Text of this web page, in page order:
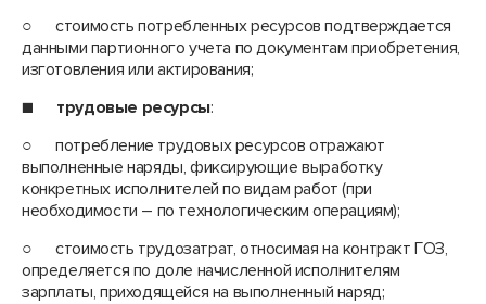
○ стоимость потребленных ресурсов подтверждается
данными партионного учета по документам приобретения,
изготовления или актирования;
■ трудовые ресурсы:
○ потребление трудовых ресурсов отражают
выполненные наряды, фиксирующие выработку
конкретных исполнителей по видам работ (при
необходимости – по технологическим операциям);
○ стоимость трудозатрат, относимая на контракт ГОЗ,
определяется по доле начисленной исполнителям
зарплаты, приходящейся на выполненный наряд;